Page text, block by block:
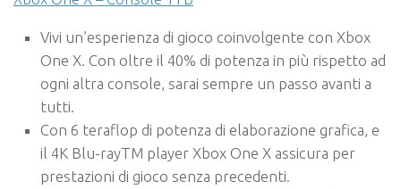
Vivi un’esperienza di gioco coinvolgente con Xbox
One X. Con oltre il 40% di potenza in più rispetto ad
ogni altra console, sarai sempre un passo avanti a
tutti.
Con 6 teraflop di potenza di elaborazione grafica, e
il 4K Blu-rayTM player Xbox One X assicura per
prestazioni di gioco senza precedenti.